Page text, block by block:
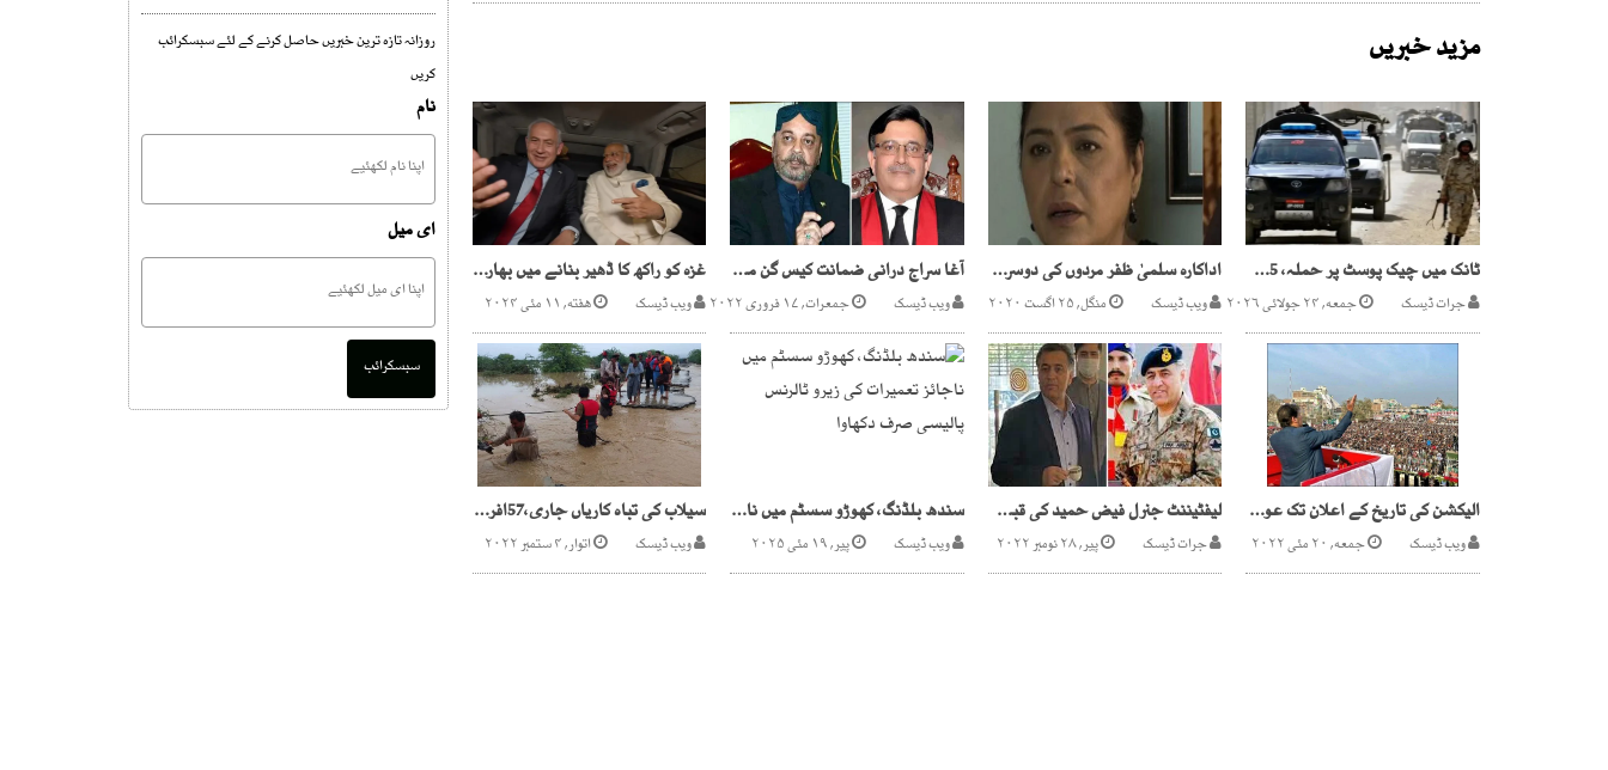
مزید خبریں
ٹانک میں چیک پوسٹ پر حملہ، 15 جوان شہید،12 دہشت گرد ہلاک
جرات ڈیسک جمعه, ۲۴ جولائی ۲۰۲۶
اداکارہ سلمیٰ ظفر مردوں کی دوسری شادی کی حامی نکلیں
ویب ڈیسک منگل, ۲۵ اگست ۲۰۲۰
آغا سراج درانی ضمانت کیس گن مین کے نام پر بھی پلاٹ
ویب ڈیسک جمعرات, ۱۷ فروری ۲۰۲۲
غزہ کو راکھ کا ڈھیر بنانے میں بھارتی گولہ بارود کا کردار بے نقاب
ویب ڈیسک هفته, ۱۱ مئی ۲۰۲۴
الیکشن کی تاریخ کے اعلان تک عوام کا سمندر اسلام آباد سے نہیں جائیگا، عمران خان
ویب ڈیسک جمعه, ۲۰ مئی ۲۰۲۲
لیفٹیننٹ جنرل فیض حمید کی قبل از وقت ریٹائرمنٹ، جی ایچ کیو کی منظوری
جرات ڈیسک پیر, ۲۸ نومبر ۲۰۲۲
سندھ بلڈنگ، کھوڑو سسٹم میں ناجائز تعمیرات کی زیرو ٹالرنس پالیسی صرف دکھاوا
ویب ڈیسک پیر, ۱۹ مئی ۲۰۲۵
سیلاب کی تباہ کاریاں جاری،57افراد جاں بحق
ویب ڈیسک اتوار, ۴ ستمبر ۲۰۲۲
روزانہ تازہ ترین خبریں حاصل کرنے کے لئے سبسکرائب
کریں
نام
ای میل
سبسکرائب